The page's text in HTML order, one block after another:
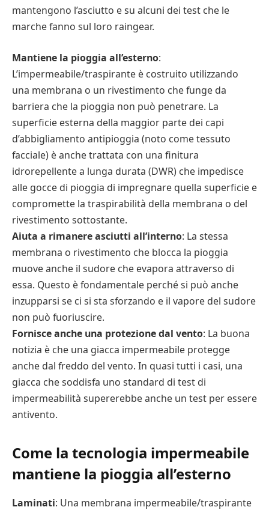
mantengono l’asciutto e su alcuni dei test che le
marche fanno sul loro raingear.
Mantiene la pioggia all’esterno:
L’impermeabile/traspirante è costruito utilizzando
una membrana o un rivestimento che funge da
barriera che la pioggia non può penetrare. La
superficie esterna della maggior parte dei capi
d’abbigliamento antipioggia (noto come tessuto
facciale) è anche trattata con una finitura
idrorepellente a lunga durata (DWR) che impedisce
alle gocce di pioggia di impregnare quella superficie e
compromette la traspirabilità della membrana o del
rivestimento sottostante.
Aiuta a rimanere asciutti all’interno: La stessa
membrana o rivestimento che blocca la pioggia
muove anche il sudore che evapora attraverso di
essa. Questo è fondamentale perché si può anche
inzupparsi se ci si sta sforzando e il vapore del sudore
non può fuoriuscire.
Fornisce anche una protezione dal vento: La buona
notizia è che una giacca impermeabile protegge
anche dal freddo del vento. In quasi tutti i casi, una
giacca che soddisfa uno standard di test di
impermeabilità supererebbe anche un test per essere
antivento.
Come la tecnologia impermeabile
mantiene la pioggia all’esterno
Laminati: Una membrana impermeabile/traspirante